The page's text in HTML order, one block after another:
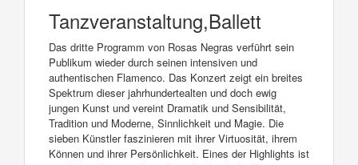
Tanzveranstaltung,Ballett
Das dritte Programm von Rosas Negras verführt sein
Publikum wieder durch seinen intensiven und
authentischen Flamenco. Das Konzert zeigt ein breites
Spektrum dieser jahrhundertealten und doch ewig
jungen Kunst und vereint Dramatik und Sensibilität,
Tradition und Moderne, Sinnlichkeit und Magie. Die
sieben Künstler faszinieren mit ihrer Virtuosität, ihrem
Können und ihrer Persönlichkeit. Eines der Highlights ist